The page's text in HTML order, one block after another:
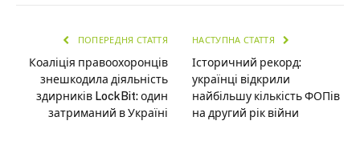
ПОПЕРЕДНЯ СТАТТЯ
Коаліція правоохоронців
знешкодила діяльність
здирників LockBit: один
затриманий в Україні
НАСТУПНА СТАТТЯ
Історичний рекорд:
українці відкрили
найбільшу кількість ФОПів
на другий рік війни